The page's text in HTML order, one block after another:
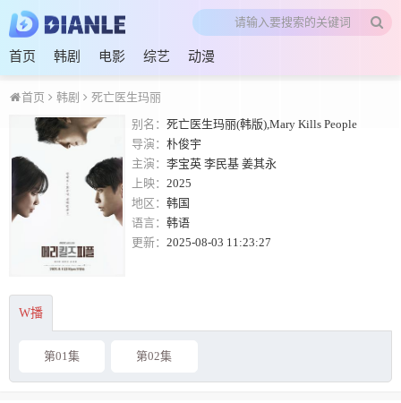
首页 韩剧 电影 综艺 动漫
首页 韩剧
死亡医生玛丽
别名： 死亡医生玛丽(韩版),Mary Kills People
导演： 朴俊宇
主演： 李宝英 李民基 姜其永
上映： 2025
地区： 韩国
语言： 韩语
更新： 2025-08-03 11:23:27
W播
第01集 第02集